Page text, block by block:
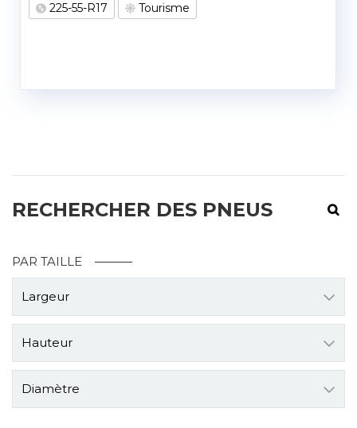
225-55-R17 Tourisme
RECHERCHER DES PNEUS
PAR TAILLE
Largeur
Hauteur
Diamètre